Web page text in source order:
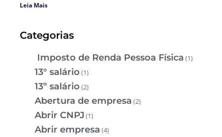
Leia Mais
Categorias
Imposto de Renda Pessoa Física (1)
13° salário (1)
13º salário (2)
Abertura de empresa (2)
Abrir CNPJ (1)
Abrir empresa (4)